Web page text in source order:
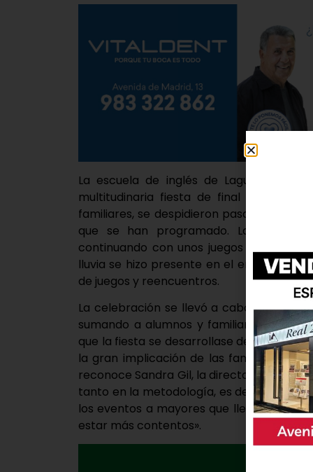
La escuela de inglés de Laguna de
multitudinaria fiesta de final de curso,
familiares, se despidieron pasando una
que se han programado. La fiesta
continuando con unos juegos que
lluvia se hizo presente en el encuentro,
de juegos y reencuentros.
La celebración se llevó a cabo en la
sumando a alumnos y familiares,
que la fiesta se desarrollase de manera
la gran implicación de las familias
reconoce Sandra Gil, la directora del
tanto en la metodología, es decir, en el
los eventos a mayores que llevamos a
estar más contentos».